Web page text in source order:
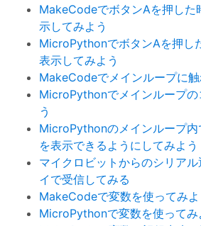
MakeCodeでボタンAを押した
示してみよう
MicroPythonでボタンAを押し
表示してみよう
MakeCodeでメインループに触
MicroPythonでメインループの
う
MicroPythonのメインループ内
を表示できるようにしてみよう
マイクロビットからのシリア
イで受信してみる
MakeCodeで変数を使ってみよ
MicroPythonで変数を使ってみ